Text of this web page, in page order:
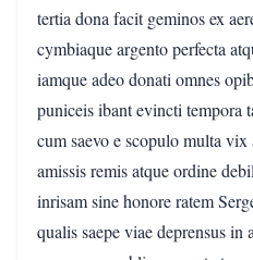
tertia dona facit geminos ex
cymbiaque argento perfecta
iamque adeo donati omnes
puniceis ibant evincti tempora
cum saevo e scopulo multa vix
amissis remis atque ordine
inrisam sine honore ratem
qualis saepe viae deprensus in